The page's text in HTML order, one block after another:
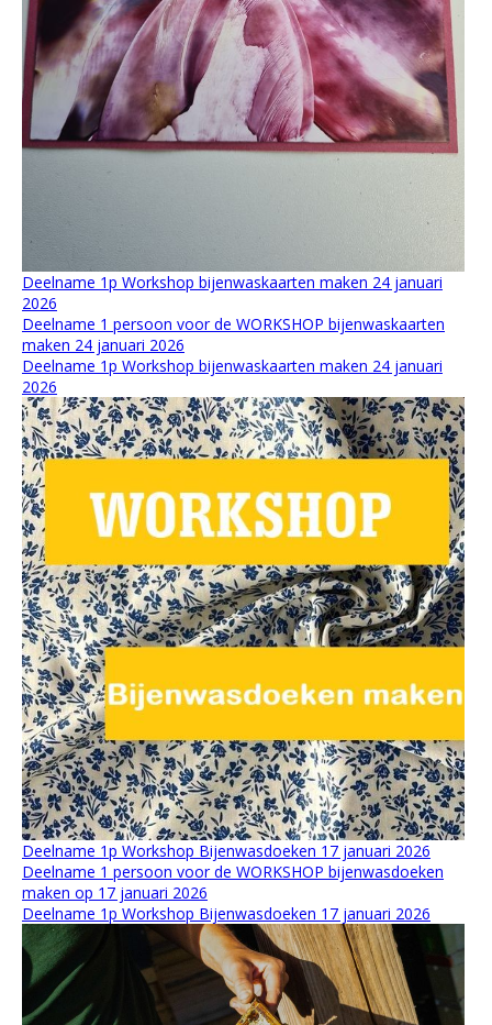
Deelname 1p Workshop bijenwaskaarten maken 24 januari
2026
Deelname 1 persoon voor de WORKSHOP bijenwaskaarten
maken 24 januari 2026
Deelname 1p Workshop bijenwaskaarten maken 24 januari
2026
Deelname 1p Workshop Bijenwasdoeken 17 januari 2026
Deelname 1 persoon voor de WORKSHOP bijenwasdoeken
maken op 17 januari 2026
Deelname 1p Workshop Bijenwasdoeken 17 januari 2026